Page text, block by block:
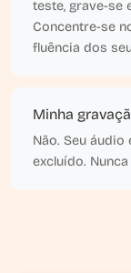
teste, grave-se
Concentre-se
fluência dos
Minha
Não. Seu
excluído.